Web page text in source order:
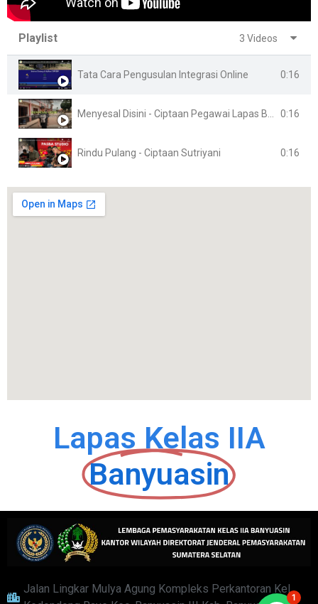
Playlist 3 Videos
Tata Cara Pengusulan Integrasi Online 0:16
Menyesal Disini - Ciptaan Pegawai Lapas Banyuasin 0:16
Rindu Pulang - Ciptaan Sutriyani 0:16
Lapas Kelas IIA
Banyuasin
Jalan Lingkar Mulya Agung Kompleks Perkantoran Kel.
1